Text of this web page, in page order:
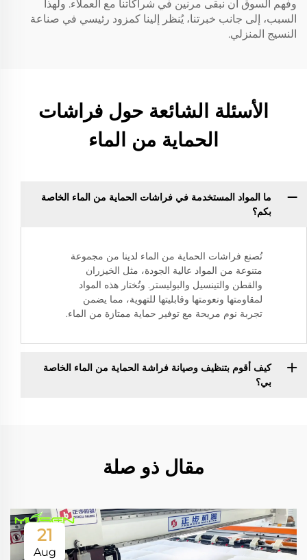
وفهم السوق أن نبقى مرنين في شراكاتنا مع العملاء. ولهذا
السبب، إلى جانب خبرتنا، يُنظر إلينا كمزود رئيسي في صناعة
النسيج المنزلي.
الأسئلة الشائعة حول فراشات
الحماية من الماء
ما المواد المستخدمة في فراشات الحماية من الماء الخاصة
بكم؟
تُصنع فراشات الحماية من الماء لدينا من مجموعة
متنوعة من المواد عالية الجودة، مثل الخيزران
والقطن والتينسيل والبوليستر. وتُختار هذه المواد
لمقاومتها ونعومتها وقابليتها للتهوية، مما يضمن
تجربة نوم مريحة مع توفير حماية ممتازة من الماء.
كيف أقوم بتنظيف وصيانة فراشة الحماية من الماء الخاصة
بي؟
مقال ذو صلة
21
Aug